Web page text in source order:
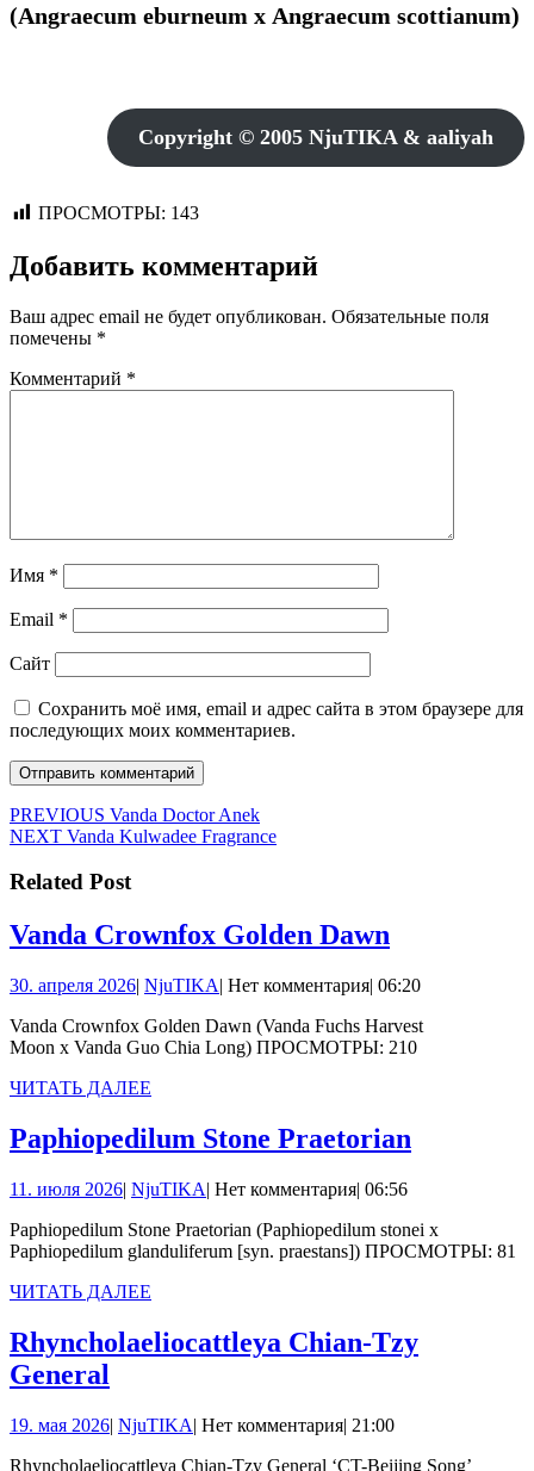
(Angraecum eburneum x Angraecum scottianum)
Copyright © 2005 NjuTIKA & aaliyah
ПРОСМОТРЫ: 143
Добавить комментарий
Ваш адрес email не будет опубликован. Обязательные поля
помечены *
Комментарий *
Имя *
Email *
Сайт
Сохранить моё имя, email и адрес сайта в этом браузере для
последующих моих комментариев.
Навигация
по
записям
PREVIOUS Предыдущая
запись:
Vanda Doctor Anek
NEXT Следующая
Vanda Kulwadee Fragrance
Related Post
Vanda Crownfox Golden Dawn
Golden
Dawn
30. апреля 202630.
2026
| NjuTIKANjuTIKA
| Нет комментария| 06:20
Vanda Crownfox Golden Dawn (Vanda Fuchs Harvest
Moon x Vanda Guo Chia Long) ПРОСМОТРЫ: 210
ЧИТАТЬ ДАЛЕЕ
Paphiopedilum Stone Praetorian
11. июля 202611.
2026
| NjuTIKANjuTIKA
| Нет комментария| 06:56
Paphiopedilum Stone Praetorian (Paphiopedilum stonei x
Paphiopedilum glanduliferum [syn. praestans]) ПРОСМОТРЫ: 81
ЧИТАТЬ ДАЛЕЕ
Rhyncholaeliocattleya Chian-Tzy
General
Tzy
19. мая 202619.
2026
| NjuTIKANjuTIKA
| Нет комментария| 21:00
Rhyncholaeliocattleya Chian-Tzy General ‘CT-Beijing Song’